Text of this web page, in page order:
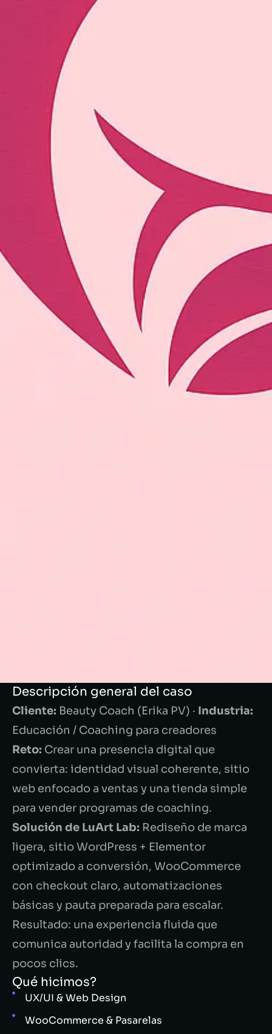
Descripción general del caso
Cliente: Beauty Coach (Erika PV) · Industria:
Educación / Coaching para creadores
Reto: Crear una presencia digital que
convierta: identidad visual coherente, sitio
web enfocado a ventas y una tienda simple
para vender programas de coaching.
Solución de LuArt Lab: Rediseño de marca
ligera, sitio WordPress + Elementor
optimizado a conversión, WooCommerce
con checkout claro, automatizaciones
básicas y pauta preparada para escalar.
Resultado: una experiencia fluida que
comunica autoridad y facilita la compra en
pocos clics.
Qué hicimos?
UX/UI & Web Design
WooCommerce & Pasarelas